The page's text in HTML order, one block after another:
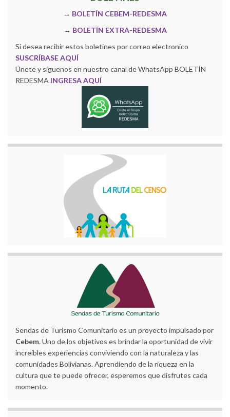
→ BOLETÍN CEBEM-REDESMA
→ BOLETÍN EXTRA-REDESMA
Si desea recibir estos boletines por correo electronico
SUSCRÍBASE AQUÍ
Únete y siguenos en nuestro canal de WhatsApp BOLETÍN
REDESMA INGRESA AQUÍ
Sendas de Turismo Comunitario es un proyecto impulsado por
Cebem. Uno de los objetivos es brindar la oportunidad de vivir
increíbles experiencias conviviendo con la naturaleza y las
comunidades Bolivianas. Aprendiendo de la riqueza en la
cultura que te puede ofrecer, esperemos que disfrutes cada
momento.